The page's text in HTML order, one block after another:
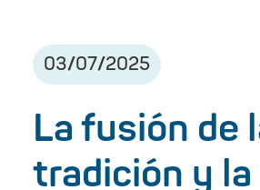
03/07/2025
La fusión de
tradición y la